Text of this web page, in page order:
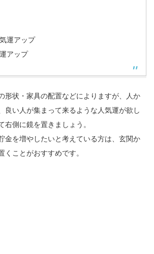
運アップ
アップ
形状・家具の配置などによりますが、人か
良い人が集まって来るような人気運が欲し
右側に鏡を置きましょう。
金を増やしたいと考えている方は、玄関か
くことがおすすめです。